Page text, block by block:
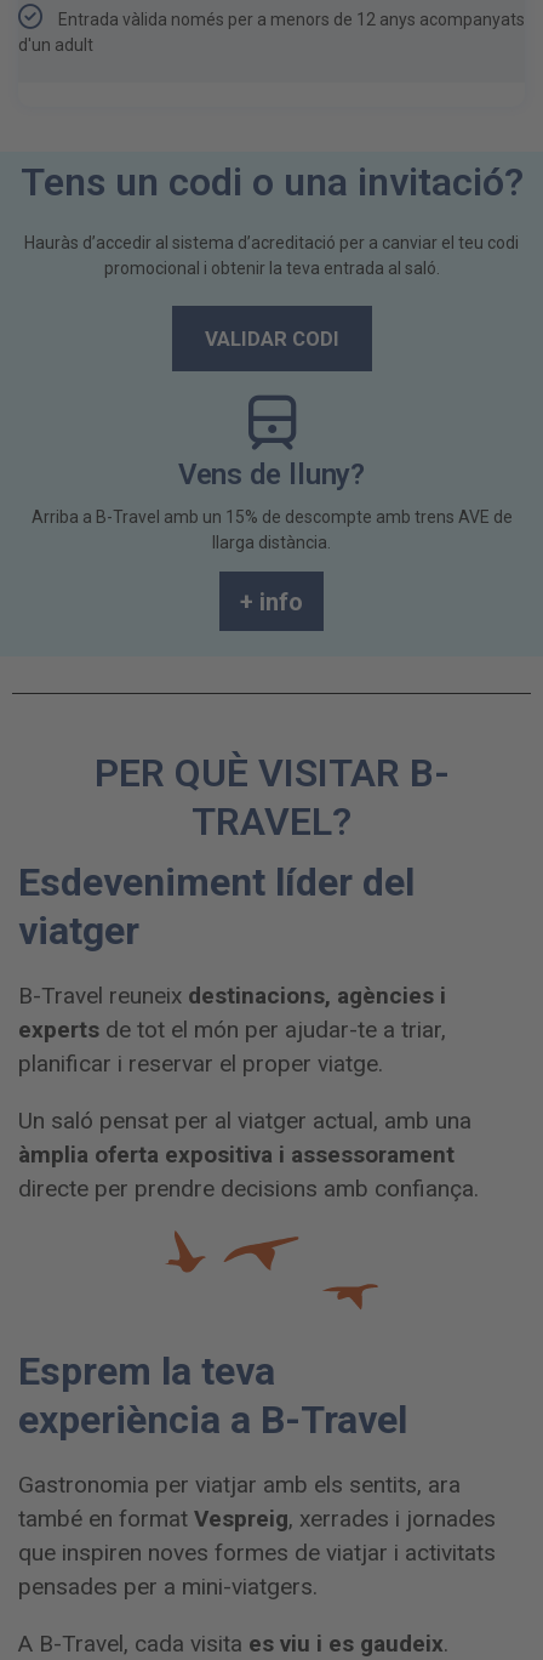
Entrada vàlida només per a menors de 12 anys acompanyats
d'un adult
Tens un codi o una invitació?
Hauràs d’accedir al sistema d’acreditació per a canviar el teu codi
promocional i obtenir la teva entrada al saló.
VALIDAR CODI
Vens de lluny?
Arriba a B-Travel amb un 15% de descompte amb trens AVE de
llarga distància.
+ info
PER QUÈ VISITAR B-
TRAVEL?
Esdeveniment líder del
viatger
B-Travel reuneix destinacions, agències i
experts de tot el món per ajudar-te a triar,
planificar i reservar el proper viatge.
Un saló pensat per al viatger actual, amb una
àmplia oferta expositiva i assessorament
directe per prendre decisions amb confiança.
Esprem la teva
experiència a B-Travel
Gastronomia per viatjar amb els sentits, ara
també en format Vespreig, xerrades i jornades
que inspiren noves formes de viatjar i activitats
pensades per a mini-viatgers.
A B-Travel, cada visita es viu i es gaudeix.